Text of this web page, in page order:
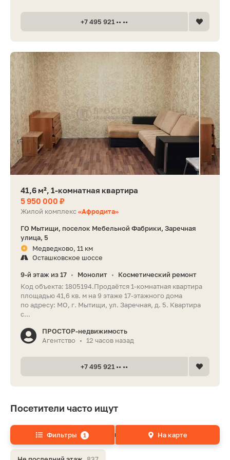
Посетители часто ищут
Квартиры 1106 Не первый этаж 984
+7 495 921 •• ••
41,6 м², 1-комнатная квартира
5 950 000 ₽
Жилой комплекс«Афродита»
ГО Мытищи, поселок Мебельной Фабрики, Заречная
улица, 5
Медведково, 11 км
Осташковское шоссе
9-й этаж из 17 • Монолит •
Косметический ремонт
Код объекта: 1805194.Продаётся 1-комнатная квартира
площадью 41,6 кв. м на 9 этаже 17-этажного дома
по адресу: МО, г. Мытищи, ул. Заречная, д. 5. Квартира
с...
ПРОСТОР-недвижимость
Агентство
• 12 часов назад
+7 495 921 •• ••
Фильтры 1 На карте